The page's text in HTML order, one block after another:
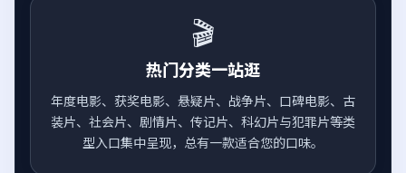
🎬
热门分类一站逛
年度电影、获奖电影、悬疑片、战争片、口碑电影、古
装片、社会片、剧情片、传记片、科幻片与犯罪片等类
型入口集中呈现，总有一款适合您的口味。